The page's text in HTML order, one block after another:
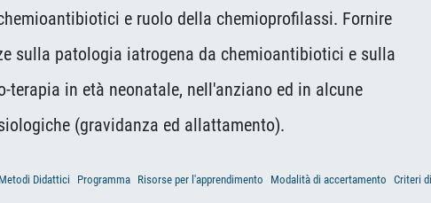
e ruolo della chemioprofilassi. Fornire
patologia iatrogena da chemioantibiotici e sulla
in età neonatale, nell'anziano ed in alcune
(gravidanza ed allattamento).
Metodi Didattici Programma Risorse per l'apprendimento Modalità di accertamento Criteri